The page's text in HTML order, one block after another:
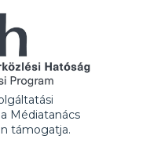
Médiatanács
támogatja.